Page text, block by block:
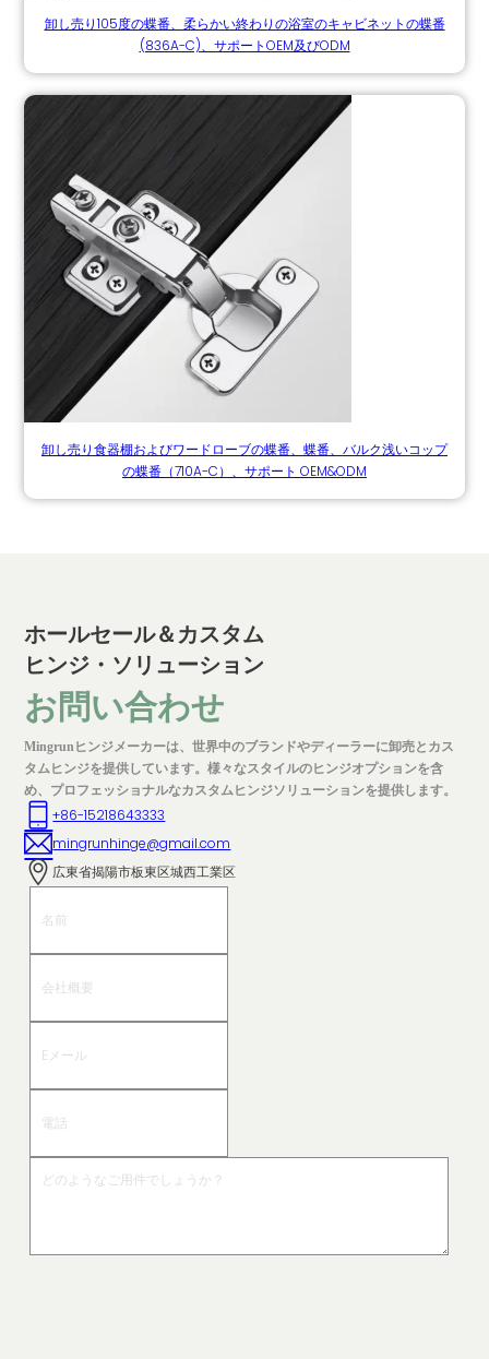
卸し売り105度の蝶番、柔らかい終わりの浴室のキャビネットの蝶番
(836A-C)、サポートOEM及びODM
卸し売り食器棚およびワードローブの蝶番、蝶番、バルク浅いコップ
の蝶番（710A-C）、サポート OEM&ODM
ホールセール＆カスタム
ヒンジ・ソリューション
お問い合わせ
Mingrunヒンジメーカーは、世界中のブランドやディーラーに卸売とカス
タムヒンジを提供しています。様々なスタイルのヒンジオプションを含
め、プロフェッショナルなカスタムヒンジソリューションを提供します。
+86-15218643333
mingrunhinge@gmail.com
広東省揭陽市板東区城西工業区